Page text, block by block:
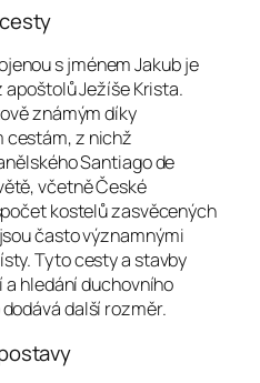
s jménem Jakub je
apoštolů Ježíše Krista.
známým díky
cestám, z nichž
Santiago de
včetně České
kostelů zasvěcených
často významnými
Tyto cesty a stavby
hledání duchovního
další rozměr.